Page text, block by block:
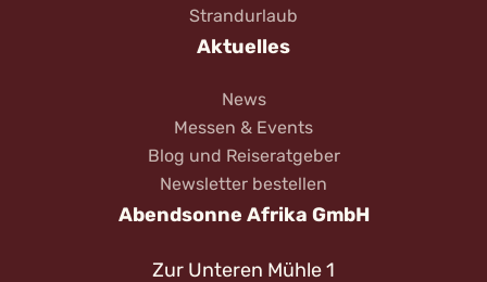
Strandurlaub
Aktuelles
News
Messen & Events
Blog und Reiseratgeber
Newsletter bestellen
Abendsonne Afrika GmbH
Zur Unteren Mühle 1